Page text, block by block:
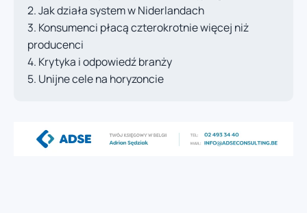
Jak działa system w Niderlandach
Konsumenci płacą czterokrotnie więcej niż
producenci
Krytyka i odpowiedź branży
Unijne cele na horyzoncie